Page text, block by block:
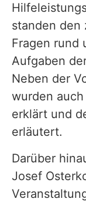
standen den
Fragen rund
Aufgaben
Neben der
wurden
erklärt und
erläutert.
Darüber
Josef